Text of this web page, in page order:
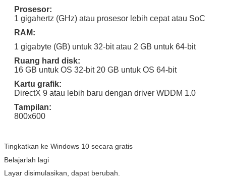
Kami akan segera menghubungi
Prosesor:
1 gigahertz (GHz) atau prosesor lebih cepat atau SoC
RAM:
1 gigabyte (GB) untuk 32-bit atau 2 GB untuk 64-bit
Ruang hard disk:
16 GB untuk OS 32-bit 20 GB untuk OS 64-bit
Kartu grafik:
DirectX 9 atau lebih baru dengan driver WDDM 1.0
Tampilan:
800x600
Tingkatkan ke Windows 10 secara gratis
Belajarlah lagi
Layar disimulasikan, dapat berubah.